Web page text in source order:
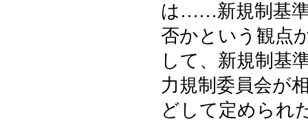
は……新規制基準
否かという観点
して、新規制基
力規制委員会が
どして定められ